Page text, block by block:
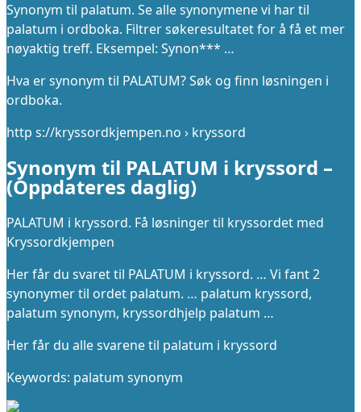
Synonym til palatum. Se alle synonymene vi har til
palatum i ordboka. Filtrer søkeresultatet for å få et mer
nøyaktig treff. Eksempel: Synon*** …
Hva er synonym til PALATUM? Søk og finn løsningen i
ordboka.
http s://kryssordkjempen.no › kryssord
Synonym til PALATUM i kryssord –
(Oppdateres daglig)
PALATUM i kryssord. Få løsninger til kryssordet med
Kryssordkjempen
Her får du svaret til PALATUM i kryssord. … Vi fant 2
synonymer til ordet palatum. … palatum kryssord,
palatum synonym, kryssordhjelp palatum …
Her får du alle svarene til palatum i kryssord
Keywords: palatum synonym